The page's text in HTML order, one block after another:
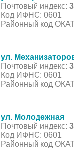
Почтовый индекс:
Код ИФНС: 0601
Районный код
ул.
Почтовый индекс:
Код ИФНС: 0601
Районный код
ул. Молодежная
Почтовый индекс:
Код ИФНС: 0601
Районный код